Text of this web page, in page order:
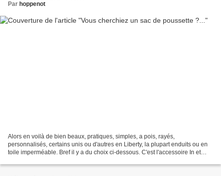
Par hoppenot
Alors en voilà de bien beaux, pratiques, simples, a pois, rayés,
personnalisés, certains unis ou d'autres en Liberty, la plupart enduits ou en
toile imperméable. Bref il y a du choix ci-dessous. C'est l'accessoire In et